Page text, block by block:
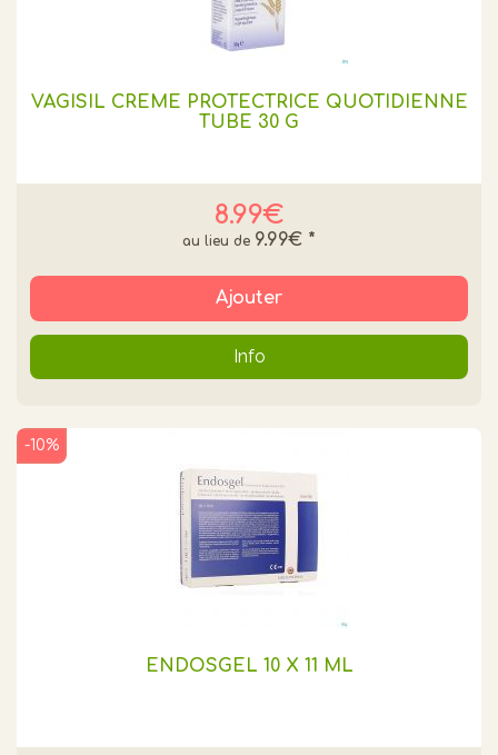
VAGISIL CRÈME PROTECTRICE QUOTIDIENNE
TUBE 30 G
8.99€
9.99€ *
Ajouter
Info
ENDOSGEL 10 X 11 ML
-10%